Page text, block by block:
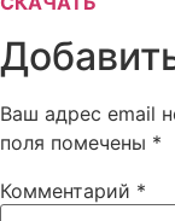
Ваш адрес email
поля помечены *
Комментарий *